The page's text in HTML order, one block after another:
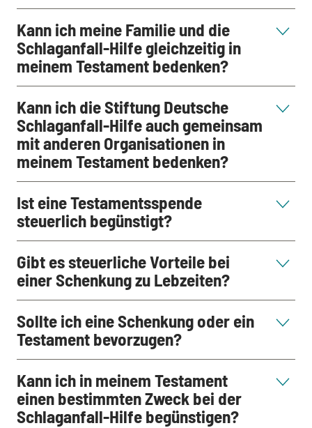
Kann ich meine Familie und die
Schlaganfall-Hilfe gleichzeitig in
meinem Testament bedenken?
Kann ich die Stiftung Deutsche
Schlaganfall-Hilfe auch gemeinsam
mit anderen Organisationen in
meinem Testament bedenken?
Ist eine Testamentsspende
steuerlich begünstigt?
Gibt es steuerliche Vorteile bei
einer Schenkung zu Lebzeiten?
Sollte ich eine Schenkung oder ein
Testament bevorzugen?
Kann ich in meinem Testament
einen bestimmten Zweck bei der
Schlaganfall-Hilfe begünstigen?